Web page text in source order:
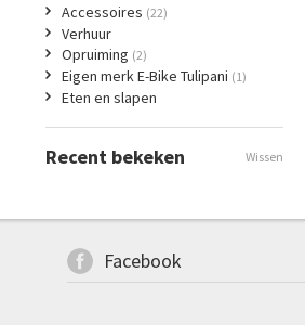
Accessoires (22)
Verhuur
Opruiming (2)
Eigen merk E-Bike Tulipani (1)
Eten en slapen
Recent bekeken Wissen
Facebook